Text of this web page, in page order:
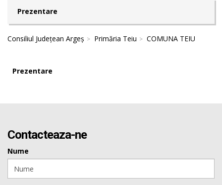
Prezentare
Consiliul Județean Argeș Primăria Teiu COMUNA TEIU
Prezentare
Contacteaza-ne
Nume